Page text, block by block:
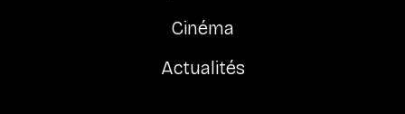
Cinéma
Actualités